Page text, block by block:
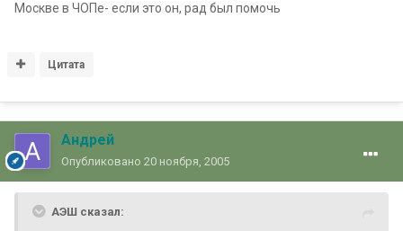
Москве в ЧОПе- если это он, рад был помочь
Цитата
Андрей
Опубликовано 20 ноября, 2005
АЭШ сказал: